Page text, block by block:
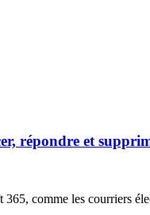
répondre et
365, comme les courriers